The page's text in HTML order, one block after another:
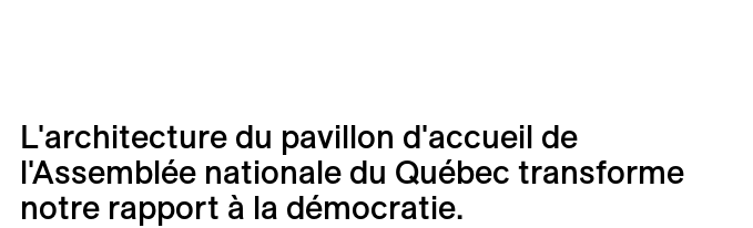
L'architecture du pavillon d'accueil de
l'Assemblée nationale du Québec transforme
notre rapport à la démocratie.